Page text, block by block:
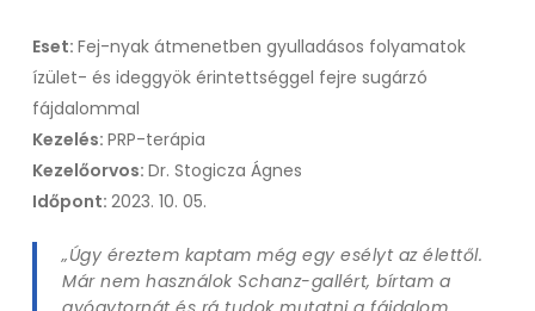
Eset:Fej-nyak átmenetben gyulladásos folyamatok
ízület- és ideggyök érintettséggel fejre sugárzó
fájdalommal
Kezelés:PRP-terápia
Kezelőorvos:Dr. Stogicza Ágnes
Időpont:2023. 10. 05.
„Úgy éreztem kaptam még egy esélyt az élettől.
Már nem használok Schanz-gallért, bírtam a